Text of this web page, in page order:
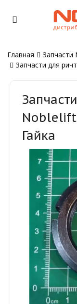
Главная
Запчасти
Запчасти для
Noblelift
Гайка